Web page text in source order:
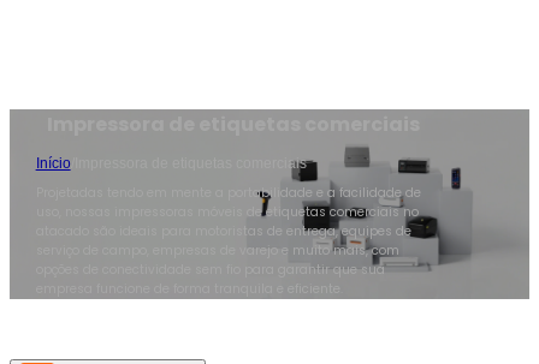
Início Impressora de etiquetas comerciais
Projetadas tendo em mente a portabilidade e a facilidade de
uso, nossas impressoras móveis de etiquetas comerciais no
atacado são ideais para motoristas de entrega, equipes de
serviço de campo, empresas de varejo e muito mais, com
opções de conectividade sem fio para garantir que sua